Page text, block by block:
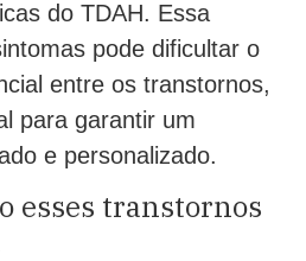
do TDAH. Essa
pode dificultar o
entre os transtornos,
para garantir um
e personalizado.
esses transtornos